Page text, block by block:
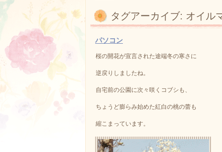
タグアーカイブ: オイル
パソコン
桜の開花が宣言された途端冬の寒さに
逆戻りしましたね。
自宅前の公園に次々咲くコブシも、
ちょうど膨らみ始めた紅白の桃の蕾も
縮こまっています。